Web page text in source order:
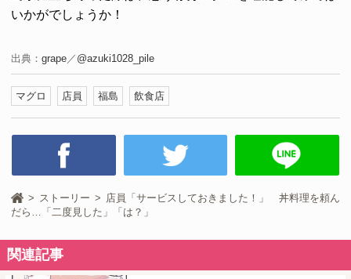
いかがでしょうか！
出典： grape／ @azuki1028_pile
マグロ 店員 福島 飲食店
ストーリー
店員「サービスしておきました！」 丼料理を頼ん
だら…「二度見した」「は？」
関連記事